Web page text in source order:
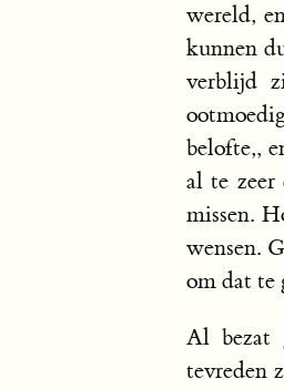
wereld,
kunnen
verblijd
belofte,,
al te zeer
missen.
wensen.
om dat te
Al bezat
tevreden